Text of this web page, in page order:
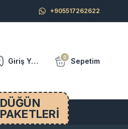
+905517262622
Giriş Yap 0 Sepetim
DÜĞÜN
PAKETLERİ